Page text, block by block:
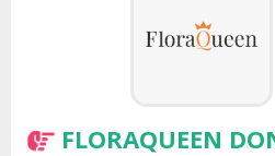
FLORAQUEEN